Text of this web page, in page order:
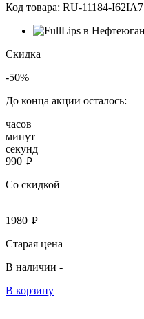
Код товара: RU-11184-I62IA7
Скидка
-50%
До конца акции осталось:
часов
минут
секунд
990 руб.
Со скидкой
1980руб.
Старая цена
В наличии -
В корзину